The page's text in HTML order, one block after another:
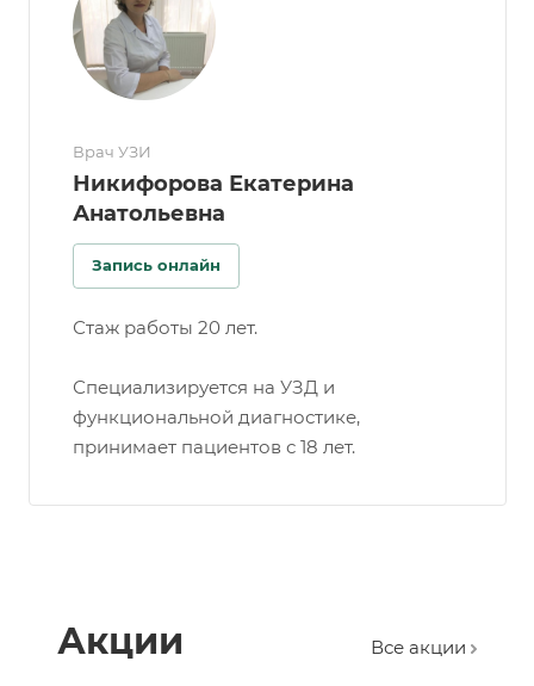
Врач УЗИ
Никифорова Екатерина
Анатольевна
Запись онлайн
Стаж работы 20 лет.
Специализируется на УЗД и
функциональной диагностике,
принимает пациентов с 18 лет.
Акции Все акции